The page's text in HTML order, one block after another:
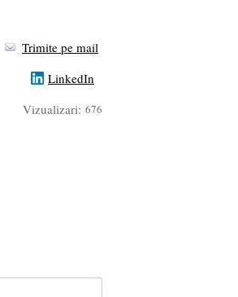
Trimite pe mail
LinkedIn
Vizualizari: 676